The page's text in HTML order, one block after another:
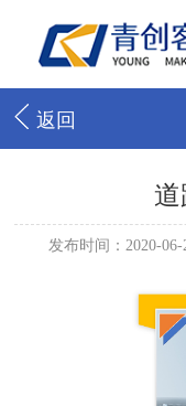
返回
道
发布时间：2020-06-